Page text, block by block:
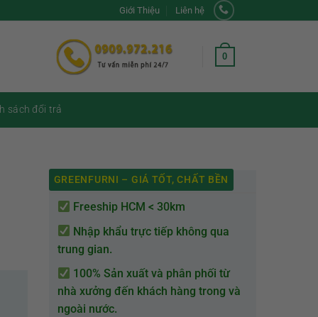
Giới Thiệu Liên hệ
0
sách đổi trả
GREENFURNI – GIÁ TỐT, CHẤT BỀN
Freeship HCM < 30km
Nhập khẩu trực tiếp không qua
trung gian.
100% Sản xuất và phân phối từ
nhà xưởng đến khách hàng trong và
ngoài nước.